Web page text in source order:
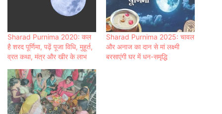
Sharad Purnima 2020: कल
है शरद पूर्णिमा, पढ़ें पूजा विधि, मुहूर्त,
व्रत कथा, मंत्र और खीर के लाभ
Sharad Purnima 2025: चावल
और अनाज का दान से मां लक्ष्मी
बरसाएंगी घर में धन-समृद्धि